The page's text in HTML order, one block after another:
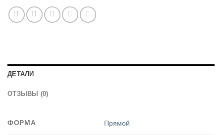
ДЕТАЛИ
ОТЗЫВЫ (0)
ФОРМА Прямой